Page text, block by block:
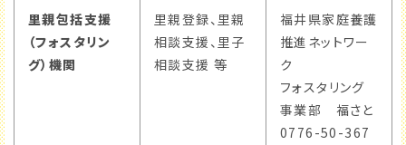
里親包括支援
（フォスタリン
グ）機関
里親登録、里親
相談支援、里子
相談支援 等
福井県家庭養護
推進ネットワー
ク
フォスタリング
事業部 福さと
0776-50-367